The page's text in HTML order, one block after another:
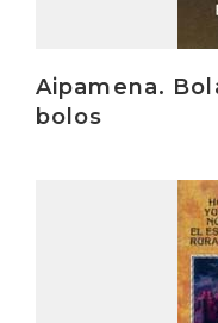
Aipamena.
bolos